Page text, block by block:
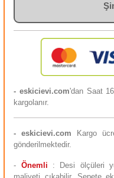
- eskicievi.com'dan Saat
kargolanır.
-eskicievi.com Kargo
gönderilmektedir.
- Önemli
: Desi ölçüleri